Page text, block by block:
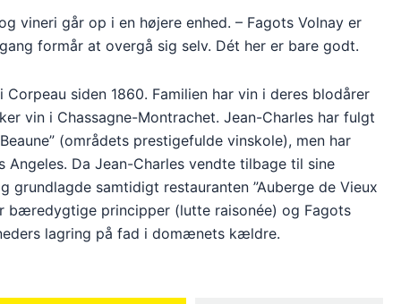
vineri går op i en højere enhed. – Fagots Volnay er
formår at overgå sig selv. Dét her er bare godt.
siden 1860. Familien har vin i deres blodårer
vin i Chassagne-Montrachet. Jean-Charles har fulgt
(områdets prestigefulde vinskole), men har
Da Jean-Charles vendte tilbage til sine
samtidigt restauranten ”Auberge de Vieux
bæredygtige principper (lutte raisonée) og Fagots
lagring på fad i domænets kældre.